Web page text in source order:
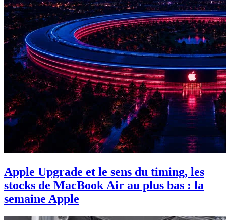
Apple Upgrade et le sens du timing, les
stocks de MacBook Air au plus bas : la
semaine Apple